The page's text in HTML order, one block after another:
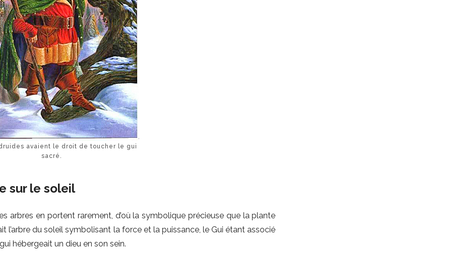
avaient le droit de toucher le gui
sacré.
sur le soleil
arbres en portent rarement, d’où la symbolique précieuse que la plante
l’arbre du soleil symbolisant la force et la puissance, le Gui étant associé
hébergeait un dieu en son sein.